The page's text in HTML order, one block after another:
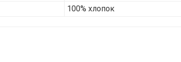
100% хлопок